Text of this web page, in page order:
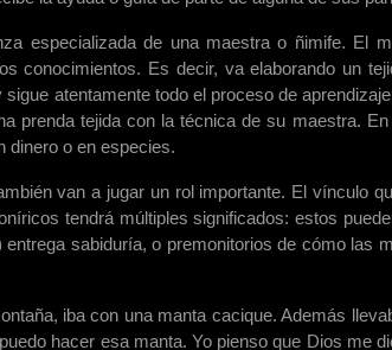
especializada de una maestra o ñimife. El
conocimientos. Es decir, va elaborando un
atentamente todo el proceso de
prenda tejida con la técnica de su maestra.
dinero o en especies.
van a jugar un rol importante. El vínculo
tendrá múltiples significados: estos
sabiduría, o premonitorios de cómo las
iba con una manta cacique. Además
hacer esa manta. Yo pienso que Dios me